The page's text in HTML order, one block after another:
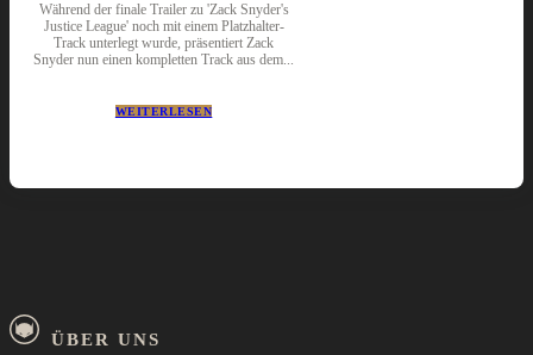
Während der finale Trailer zu 'Zack Snyder's
Justice League' noch mit einem Platzhalter-
Track unterlegt wurde, präsentiert Zack
Snyder nun einen kompletten Track aus dem...
WEITERLESEN
ÜBER UNS